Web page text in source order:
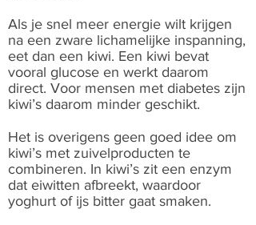
Als je snel meer energie wilt krijgen
na een zware lichamelijke inspanning,
eet dan een kiwi. Een kiwi bevat
vooral glucose en werkt daarom
direct. Voor mensen met diabetes zijn
kiwi’s daarom minder geschikt.
Het is overigens geen goed idee om
kiwi’s met zuivelproducten te
combineren. In kiwi’s zit een enzym
dat eiwitten afbreekt, waardoor
yoghurt of ijs bitter gaat smaken.